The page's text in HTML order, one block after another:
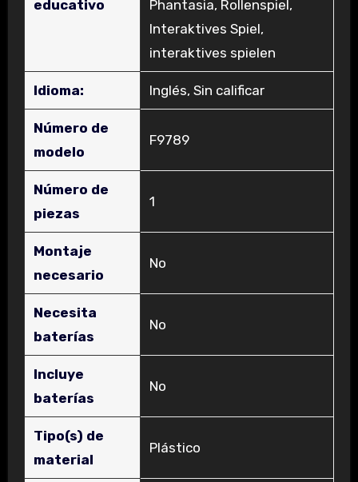
educativo
Phantasia, Rollenspiel,
Interaktives Spiel,
interaktives spielen
Idioma: ‎Inglés, Sin calificar
Número de
modelo
‎F9789
Número de
piezas
‎1
Montaje
necesario
‎No
Necesita
baterías
‎No
Incluye
baterías
‎No
Tipo(s) de
material
‎Plástico